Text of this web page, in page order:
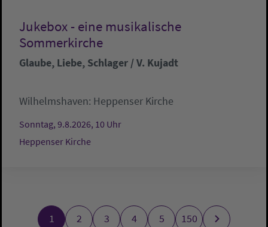
Jukebox - eine musikalische
Sommerkirche
Glaube, Liebe, Schlager / V. Kujadt
Wilhelmshaven: Heppenser Kirche
Sonntag, 9.8.2026, 10 Uhr
Heppenser Kirche
1 2 3 4 5 150